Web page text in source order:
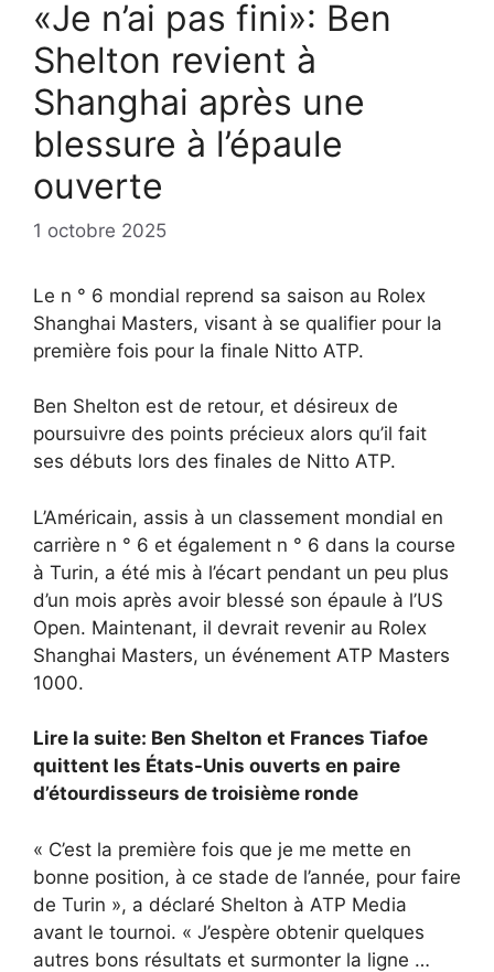
«Je n’ai pas fini»: Ben
Shelton revient à
Shanghai après une
blessure à l’épaule
ouverte
1 octobre 2025
Le n ° 6 mondial reprend sa saison au Rolex
Shanghai Masters, visant à se qualifier pour la
première fois pour la finale Nitto ATP.
Ben Shelton est de retour, et désireux de
poursuivre des points précieux alors qu’il fait
ses débuts lors des finales de Nitto ATP.
L’Américain, assis à un classement mondial en
carrière n ° 6 et également n ° 6 dans la course
à Turin, a été mis à l’écart pendant un peu plus
d’un mois après avoir blessé son épaule à l’US
Open. Maintenant, il devrait revenir au Rolex
Shanghai Masters, un événement ATP Masters
1000.
Lire la suite: Ben Shelton et Frances Tiafoe
quittent les États-Unis ouverts en paire
d’étourdisseurs de troisième ronde
« C’est la première fois que je me mette en
bonne position, à ce stade de l’année, pour faire
de Turin », a déclaré Shelton à ATP Media
avant le tournoi. « J’espère obtenir quelques
autres bons résultats et surmonter la ligne …